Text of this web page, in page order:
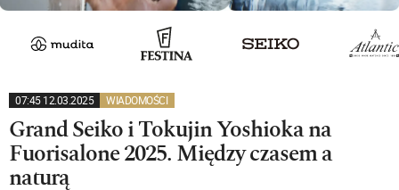
07:45 12.03.2025 WIADOMOŚCI
Grand Seiko i Tokujin Yoshioka na
Fuorisalone 2025. Między czasem a
naturą